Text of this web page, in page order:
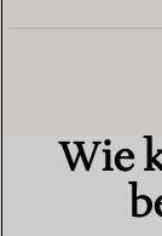
Wie